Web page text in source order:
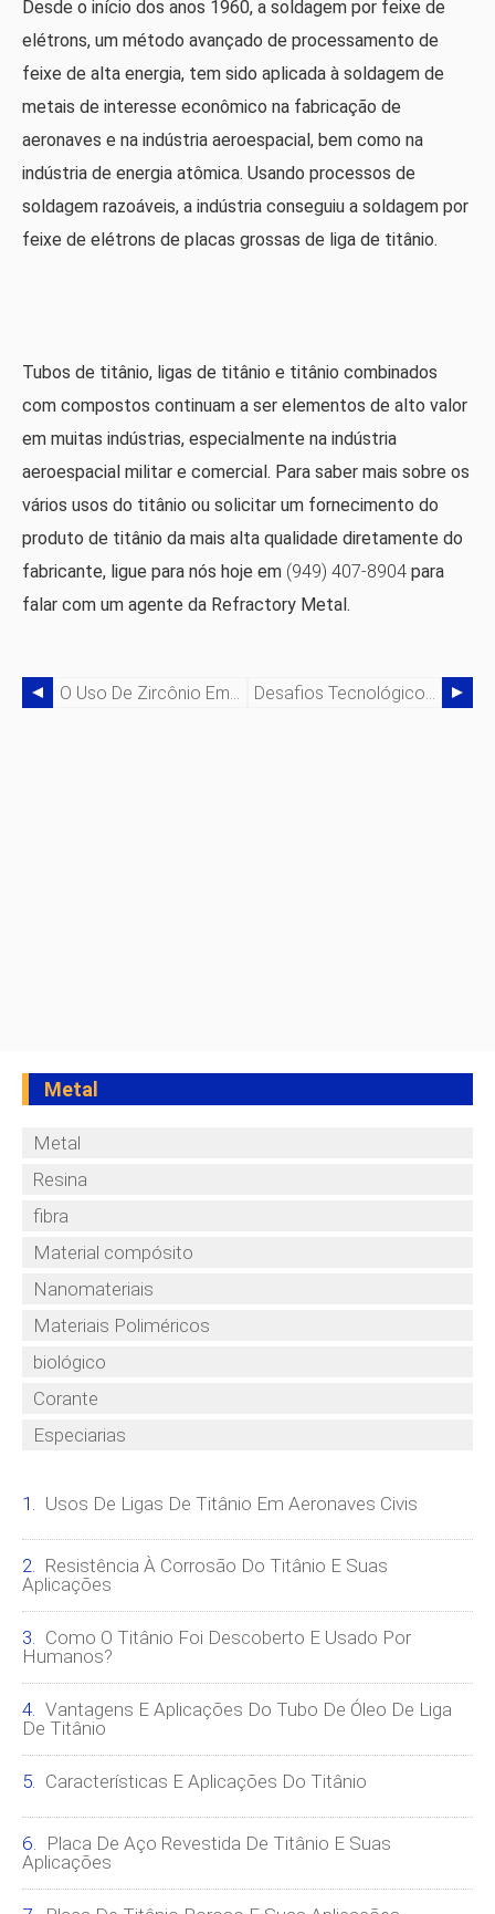
Desde o início dos anos 1960, a soldagem por feixe de
elétrons, um método avançado de processamento de
feixe de alta energia, tem sido aplicada à soldagem de
metais de interesse econômico na fabricação de
aeronaves e na indústria aeroespacial, bem como na
indústria de energia atômica. Usando processos de
soldagem razoáveis, a indústria conseguiu a soldagem por
feixe de elétrons de placas grossas de liga de titânio.
Tubos de titânio, ligas de titânio e titânio combinados
com compostos continuam a ser elementos de alto valor
em muitas indústrias, especialmente na indústria
aeroespacial militar e comercial. Para saber mais sobre os
vários usos do titânio ou solicitar um fornecimento do
produto de titânio da mais alta qualidade diretamente do
fabricante, ligue para nós hoje em (949) 407-8904 para
falar com um agente da Refractory Metal.
O Uso De Zircônio Em Reatores Nucleares Desafios Tecnológicos Futuros Para Metais De Terras Raras
Metal
Metal
Resina
fibra
Material compósito
Nanomateriais
Materiais Poliméricos
biológico
Corante
Especiarias
Usos De Ligas De Titânio Em Aeronaves Civis
Resistência À Corrosão Do Titânio E Suas
Aplicações
Como O Titânio Foi Descoberto E Usado Por
Humanos?
Vantagens E Aplicações Do Tubo De Óleo De Liga
De Titânio
Características E Aplicações Do Titânio
Placa De Aço Revestida De Titânio E Suas
Aplicações